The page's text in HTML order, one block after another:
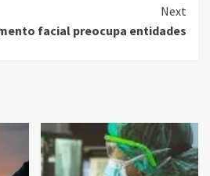
Next
facial preocupa entidades